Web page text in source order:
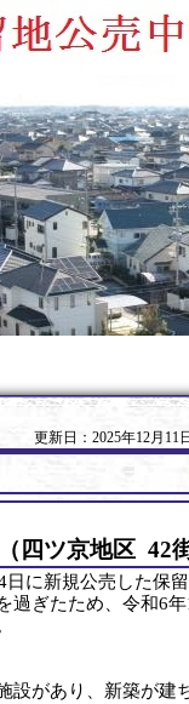
更新日：2025年12月11
四ツ京地区 42
日に新規公売した保
過ぎたため、令和6
設があり、新築が建